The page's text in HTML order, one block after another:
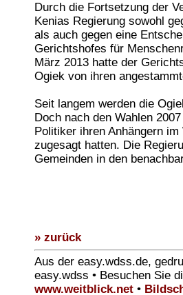
Durch die Fortsetzung der
Kenias Regierung sowohl
als auch gegen eine
Gerichtshofes für
März 2013 hatte der
Ogiek von ihren
Seit langem werden die
Doch nach den Wahlen
Politiker ihren Anhängern
zugesagt hatten. Die
Gemeinden in den
» zurück
Aus der easy.wdss.de,
easy.wdss • Besuchen Sie
www.weitblick.net •